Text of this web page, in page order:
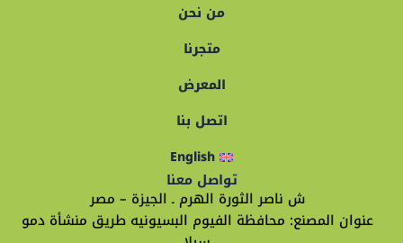
من نحن
متجرنا
المعرض
اتصل بنا
English
تواصل معنا
ش ناصر الثورة الهرم ـ الجيزة – مصر
عنوان المصنع: محافظة الفيوم البسيونيه طريق منشأة دمو